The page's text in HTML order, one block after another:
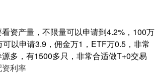
资产量，不限量可以申请到4.2%，100万
以申请3.9，佣金万1，ETF万0.5，非常
多，有1500多只，非常合适做T+0交易
资利率